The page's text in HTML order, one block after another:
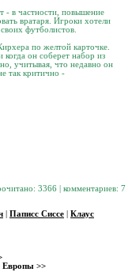
- в частности, повышение
вратаря. Игроки хотели
футболистов.
по желтой карточке.
когда он соберет набор из
учитывая, что недавно он
так критично -
3366 | комментариев: 7
Паписс Сиссе
Клаус
Европы >>